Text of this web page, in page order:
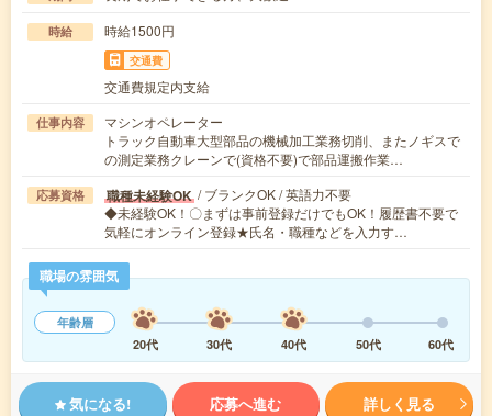
時給 時給1500円
交通費
交通費規定内支給
仕事内容
マシンオペレーター
トラック自動車大型部品の機械加工業務切削、またノギスで
の測定業務クレーンで(資格不要)で部品運搬作業…
応募資格 職種未経験OK / ブランクOK / 英語力不要
◆未経験OK！〇まずは事前登録だけでもOK！履歴書不要で
気軽にオンライン登録★氏名・職種などを入力す…
職場の雰囲気
年齢層
20代
30代 40代 50代 60代
気になる! 応募へ進む 詳しく見る